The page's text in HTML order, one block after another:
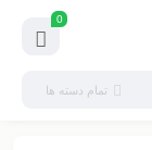
0
تمام دسته ها